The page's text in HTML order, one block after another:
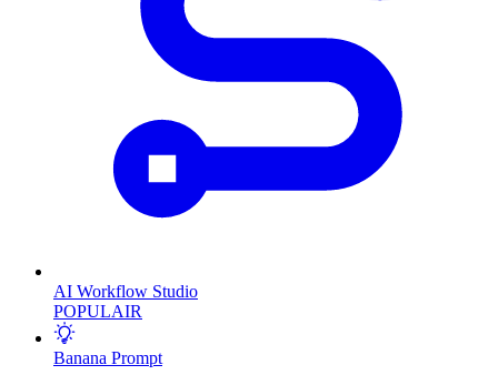
AI Workflow Studio
POPULAIR
Banana Prompt